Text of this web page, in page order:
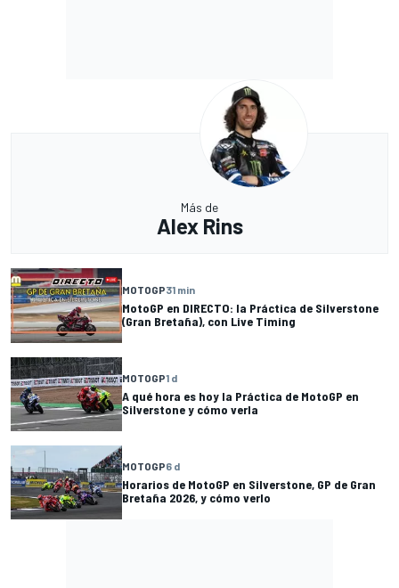
Más de
Alex Rins
MOTOGP31 min
MotoGP en DIRECTO: la Práctica de Silverstone
(Gran Bretaña), con Live Timing
MOTOGP1 d
A qué hora es hoy la Práctica de MotoGP en
Silverstone y cómo verla
MOTOGP6 d
Horarios de MotoGP en Silverstone, GP de Gran
Bretaña 2026, y cómo verlo